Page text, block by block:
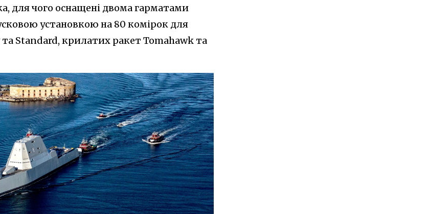
для чого оснащені двома гарматами
установкою на 80 комірок для
та Standard, крилатих ракет Tomahawk та